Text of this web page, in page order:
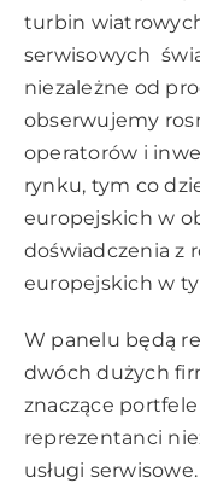
turbin
serwisowych
niezależne od
obserwujemy
operatorów i
rynku, tym co
europejskich w
doświadczenia z
europejskich w
W panelu będą
dwóch dużych
znaczące
reprezentanci
usługi